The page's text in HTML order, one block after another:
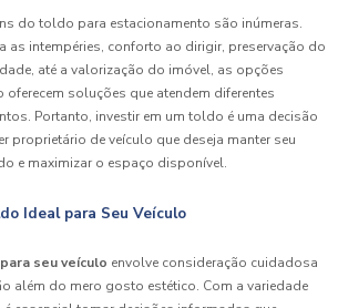
do toldo para estacionamento são inúmeras.
as intempéries, conforto ao dirigir, preservação do
até a valorização do imóvel, as opções
soluções que atendem diferentes
Portanto, investir em um toldo é uma decisão
proprietário de veículo que deseja manter seu
e maximizar o espaço disponível.
Ideal para Seu Veículo
seu veículo envolve consideração cuidadosa
além do mero gosto estético. Com a variedade